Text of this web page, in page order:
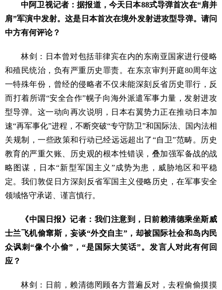
中阿卫视记者：据报道，今天日本88式导弹首次在“肩并
肩”军演中发射。这是日本首次在境外发射进攻型导弹。请问
中方有何评论？
林剑：日本曾对包括菲律宾在内的东南亚国家进行侵略
和殖民统治，负有严重历史罪责。在东京审判开庭80周年这
一特殊年份，曾经的侵略者不仅未能深刻反省历史罪行，反
而打着所谓“安全合作”幌子向海外派遣军事力量，发射进攻
型导弹。这一动向再次说明，日本右翼势力正在推动日本加
速“再军事化”进程，不断突破“专守防卫”和国际法、国内法相
关规制，一些政策和行动已经远远超出了“自卫”范畴。历史
教育的严重欠账、历史观的根本性错误，叠加强军备战的战
略图谋，日本“新型军国主义”成势为患，威胁地区和平稳
定。我们敦促日方深刻反省军国主义侵略历史，在军事安全
领域恪守承诺、谨言慎行。
《中国日报》记者：我们注意到，日前赖清德乘坐斯威
士兰飞机偷窜斯，妄谈“外交自主”，却被国际社会和岛内民
众讽刺“像个小偷”，“是国际大笑话”。发言人对此有何回
应？
林剑：日前，赖清德罔顾各方普遍反对，去程偷偷摸摸